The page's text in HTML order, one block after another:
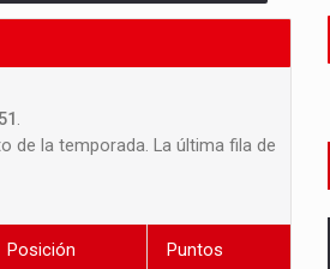
.
de la temporada. La última fila de
Posición Puntos